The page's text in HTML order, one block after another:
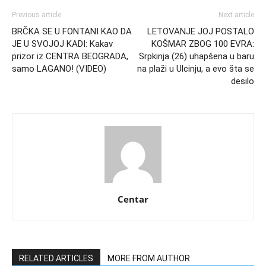
Previous article
BRČKA SE U FONTANI KAO DA
JE U SVOJOJ KADI: Kakav
prizor iz CENTRA BEOGRADA,
samo LAGANO! (VIDEO)
Next article
LETOVANJE JOJ POSTALO
KOŠMAR ZBOG 100 EVRA:
Srpkinja (26) uhapšena u baru
na plaži u Ulcinju, a evo šta se
desilo
Centar
RELATED ARTICLES MORE FROM AUTHOR